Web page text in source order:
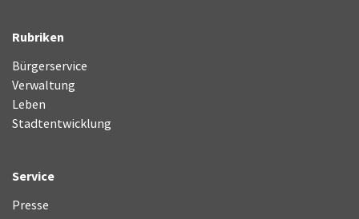
Rubriken
Bürgerservice
Verwaltung
Leben
Stadtentwicklung
Service
Presse